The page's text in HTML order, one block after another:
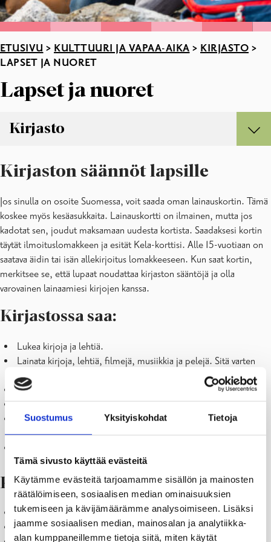
Suostumus Yksityiskohdat Tietoja
Tämä sivusto käyttää evästeitä
Käytämme evästeitä tarjoamamme sisällön ja mainosten
räätälöimiseen, sosiaalisen median ominaisuuksien
tukemiseen ja kävijämäärämme analysoimiseen. Lisäksi
jaamme sosiaalisen median, mainosalan ja analytiikka-
alan kumppaneillemme tietoja siitä, miten käytät
ETUSIVU > KULTTUURI JA VAPAA-AIKA > KIRJASTO >
LAPSET JA NUORET
Lapset ja nuoret
Kirjasto
Asiakastietokoneet ja tulostaminen
Digitointihuone
E-aineistot
Kirjastojen aukioloajat ja yhteystiedot
Kirjaston henkilökunta
Kokoelmat
Lehdet
Kokous- ja opiskelutilat
Lapset
Palvelut kouluille ja päiväkodeille
Vanhemmille
Tapahtumat ja näyttelyt
Kirjaston säännöt lapsille
Jos sinulla on osoite Suomessa, voit saada oman lainauskortin. Tämä
koskee myös kesäasukkaita. Lainauskortti on ilmainen, mutta jos
kadotat sen, joudut maksamaan uudesta kortista. Saadaksesi kortin
täytät ilmoituslomakkeen ja esität Kela-korttisi. Alle 15-vuotiaan on
saatava äidin tai isän allekirjoitus lomakkeeseen. Kun saat kortin,
merkitsee se, että lupaat noudattaa kirjaston sääntöjä ja olla
varovainen lainaamiesi kirjojen kanssa.
Kirjastossa saa:
Lukea kirjoja ja lehtiä.
Lainata kirjoja, lehtiä, filmejä, musiikkia ja pelejä. Sitä varten
tarvitset kirjastokortin.
Jutella ja seurustella.
Tehdä läksyjä.
Syödä eväitä, mutta noudata kirjastosi ohjeita ja lue kylttejä tai
kysy henkilökunnalta.
Kirjastossa ei saa:
Huutaa, riehua tai muuten häiritä muita.
Sotkea kirjoja tai huonekaluja.